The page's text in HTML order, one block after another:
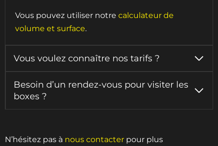
Vous pouvez utiliser notre calculateur de
volume et surface.
Vous voulez connaître nos tarifs ?
Besoin d’un rendez-vous pour visiter les
boxes ?
N’hésitez pas à nous contacter pour plus